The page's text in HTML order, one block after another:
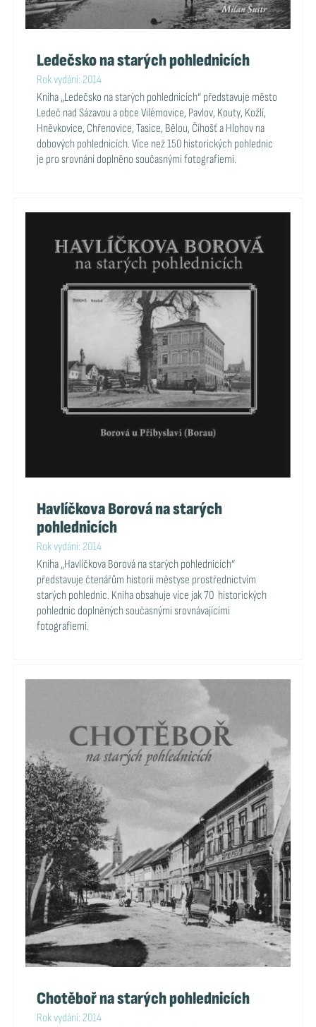
Ledečsko na starých pohlednicích
Rok vydání: 2014
Kniha „Ledečsko na starých pohlednicích“ představuje město
Ledeč nad Sázavou a obce Vilémovice, Pavlov, Kouty, Kožlí,
Hněvkovice, Chřenovice, Tasice, Bělou, Číhošť a Hlohov na
dobových pohlednicích. Více než 150 historických pohlednic
je pro srovnání doplněno současnými fotografiemi.
Havlíčkova Borová na starých
pohlednicích
Rok vydání: 2014
Kniha „Havlíčkova Borová na starých pohlednicích“
představuje čtenářům historii městyse prostřednictvím
starých pohlednic. Kniha obsahuje více jak 70 historických
pohlednic doplněných současnými srovnávajícími
fotografiemi.
Chotěboř na starých pohlednicích
Rok vydání: 2014